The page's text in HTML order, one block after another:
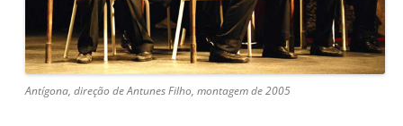
Antígona, direção de Antunes Filho, montagem de 2005